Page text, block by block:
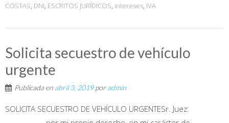
COSTAS, DNI, ESCRITOS JURÍDICOS, intereses, IVA
Solicita secuestro de vehículo
urgente
Publicada en abril 3, 2019poradmin
SOLICITA SECUESTRO DE VEHÍCULO URGENTESr. Juez: